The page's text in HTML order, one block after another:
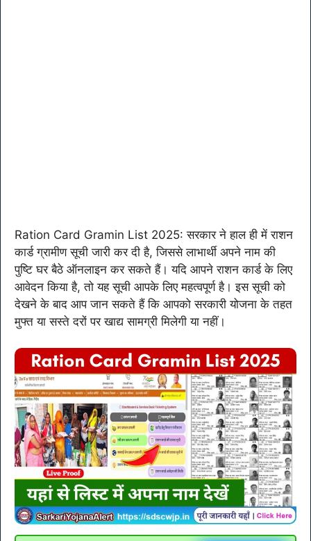
Ration Card Gramin List 2025: सरकार ने हाल ही में राशन
कार्ड ग्रामीण सूची जारी कर दी है, जिससे लाभार्थी अपने नाम की
पुष्टि घर बैठे ऑनलाइन कर सकते हैं। यदि आपने राशन कार्ड के लिए
आवेदन किया है, तो यह सूची आपके लिए महत्वपूर्ण है। इस सूची को
देखने के बाद आप जान सकते हैं कि आपको सरकारी योजना के तहत
मुफ्त या सस्ते दरों पर खाद्य सामग्री मिलेगी या नहीं।